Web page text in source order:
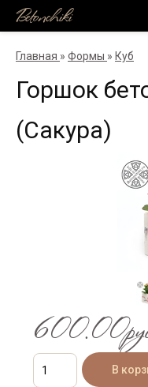
Betonchiki
Главная » Формы » Куб
Горшок
(Сакура)